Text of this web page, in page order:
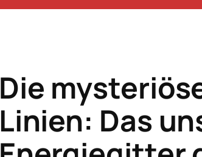
Die
Linien: Das